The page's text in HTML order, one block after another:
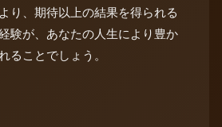
り、期待以上の結果を得られる
験が、あなたの人生により豊か
ることでしょう。